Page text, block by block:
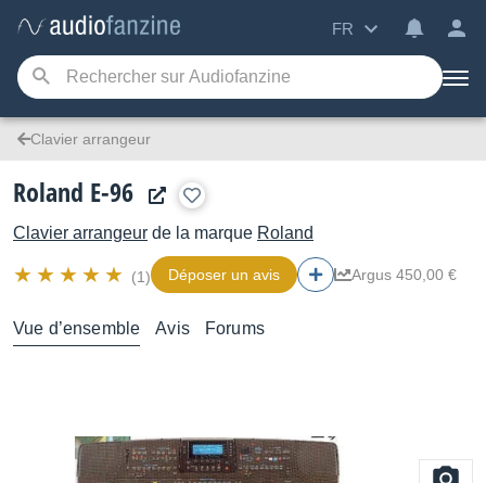
FR
Clavier arrangeur
Roland E-96
Clavier arrangeur de la marque Roland
(1) Déposer un avis Argus 450,00 €
Vue d’ensemble Avis Forums